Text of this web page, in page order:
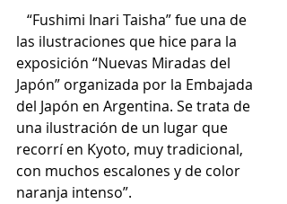
las ilustraciones que hice para la
exposición “Nuevas Miradas del
Japón” organizada por la Embajada
del Japón en Argentina. Se trata de
una ilustración de un lugar que
recorrí en Kyoto, muy tradicional,
con muchos escalones y de color
naranja intenso”.